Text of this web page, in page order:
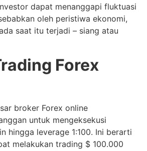
dapat menanggapi fluktuasi
oleh peristiwa ekonomi,
saat itu terjadi – siang atau
Forex
broker Forex online
untuk mengeksekusi
hingga leverage 1:100. Ini berarti
melakukan trading $ 100.000